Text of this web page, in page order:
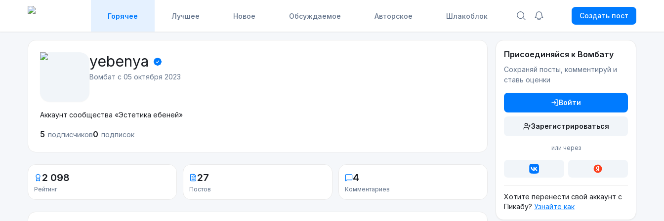
Горячее Лучшее Новое Обсуждаемое Авторское Шлакоблок Создать пост
yebenya
Вомбат с 05 октября 2023
Аккаунт сообщества «Эстетика ебеней»
5 подписчиков0 подписок
2 098
Рейтинг
27
Постов
4
Комментариев
Присоединяйся к Вомбату
Сохраняй посты, комментируй и
ставь оценки
Войти
Зарегистрироваться
или через
Хотите перенести свой аккаунт с
Пикабу? Узнайте как